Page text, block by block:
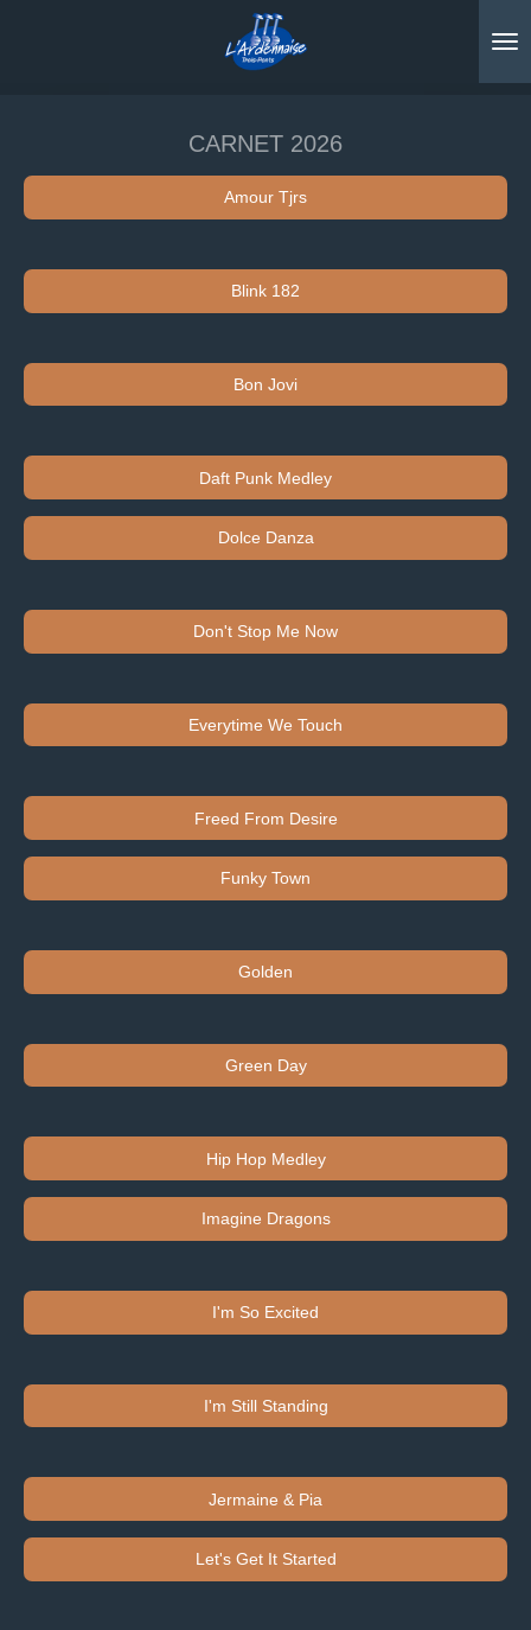
CARNET 2026
Amour Tjrs
Blink 182
Bon Jovi
Daft Punk Medley
Dolce Danza
Don't Stop Me Now
Everytime We Touch
Freed From Desire
Funky Town
Golden
Green Day
Hip Hop Medley
Imagine Dragons
I'm So Excited
I'm Still Standing
Jermaine & Pia
Let's Get It Started